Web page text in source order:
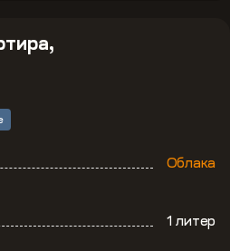
Облака
1 литер